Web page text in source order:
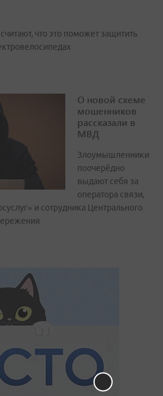
что это поможет защитить
О новой схеме
мошенников
рассказали в
МВД
Злоумышленники
поочерёдно
выдают себя за
оператора связи,
и сотрудника Центрального